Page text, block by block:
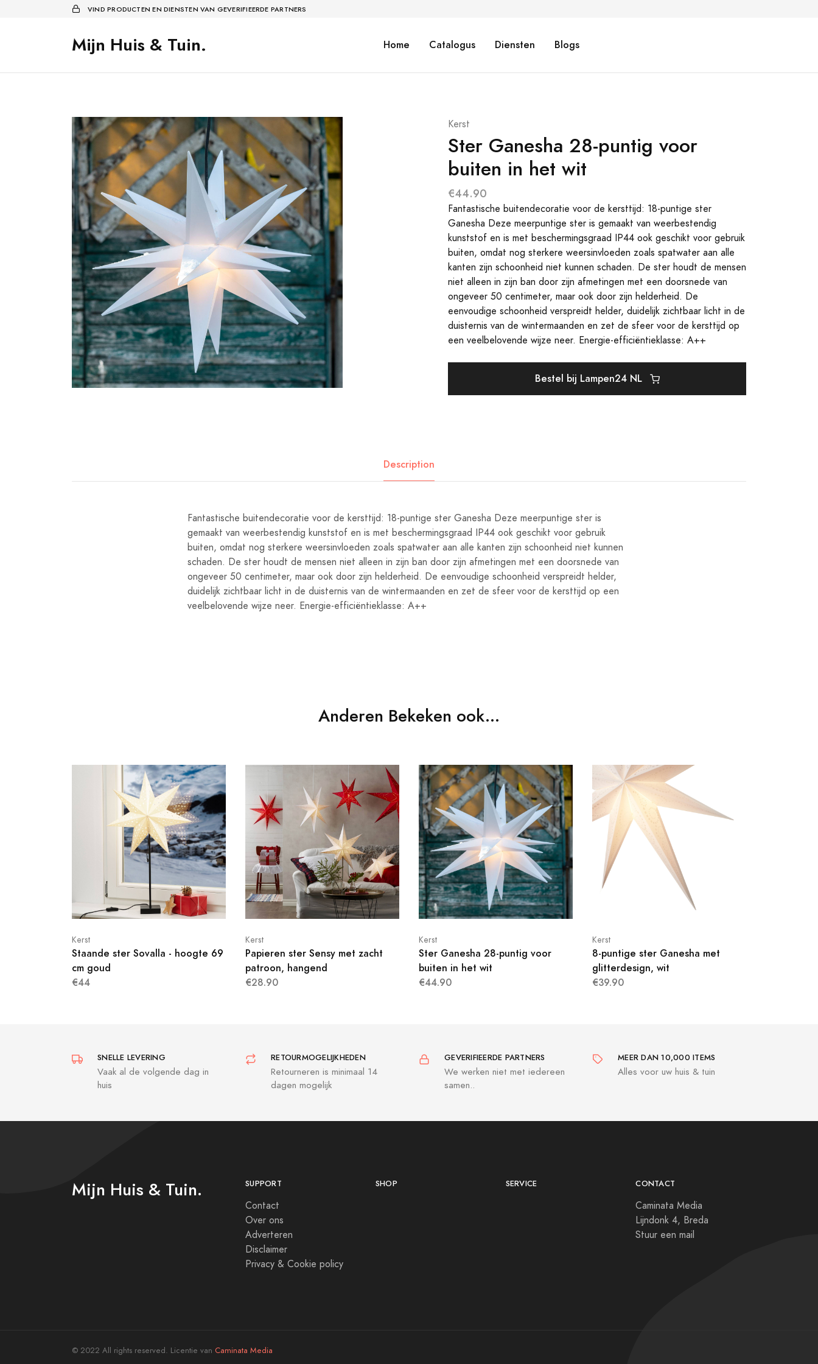
VIND PRODUCTEN EN DIENSTEN VAN GEVERIFIEERDE PARTNERS
Mijn Huis & Tuin. Home Catalogus Diensten Blogs
Kerst
Ster Ganesha 28-puntig voor
buiten in het wit
€44.90
Fantastische buitendecoratie voor de kersttijd: 18-puntige ster
Ganesha Deze meerpuntige ster is gemaakt van weerbestendig
kunststof en is met beschermingsgraad IP44 ook geschikt voor gebruik
buiten, omdat nog sterkere weersinvloeden zoals spatwater aan alle
kanten zijn schoonheid niet kunnen schaden. De ster houdt de mensen
niet alleen in zijn ban door zijn afmetingen met een doorsnede van
ongeveer 50 centimeter, maar ook door zijn helderheid. De
eenvoudige schoonheid verspreidt helder, duidelijk zichtbaar licht in de
duisternis van de wintermaanden en zet de sfeer voor de kersttijd op
een veelbelovende wijze neer. Energie-efficiëntieklasse: A++
Bestel bij Lampen24 NL
Description
Fantastische buitendecoratie voor de kersttijd: 18-puntige ster Ganesha Deze meerpuntige ster is
gemaakt van weerbestendig kunststof en is met beschermingsgraad IP44 ook geschikt voor gebruik
buiten, omdat nog sterkere weersinvloeden zoals spatwater aan alle kanten zijn schoonheid niet kunnen
schaden. De ster houdt de mensen niet alleen in zijn ban door zijn afmetingen met een doorsnede van
ongeveer 50 centimeter, maar ook door zijn helderheid. De eenvoudige schoonheid verspreidt helder,
duidelijk zichtbaar licht in de duisternis van de wintermaanden en zet de sfeer voor de kersttijd op een
veelbelovende wijze neer. Energie-efficiëntieklasse: A++
Anderen Bekeken ook...
Kerst
Staande ster Sovalla - hoogte 69
cm goud
€44
Kerst
Papieren ster Sensy met zacht
patroon, hangend
€28.90
Kerst
Ster Ganesha 28-puntig voor
buiten in het wit
€44.90
Kerst
8-puntige ster Ganesha met
glitterdesign, wit
€39.90
SNELLE LEVERING
Vaak al de volgende dag in
huis
RETOURMOGELIJKHEDEN
Retourneren is minimaal 14
dagen mogelijk
GEVERIFIEERDE PARTNERS
We werken niet met iedereen
samen..
MEER DAN 10,000 ITEMS
Alles voor uw huis & tuin
Mijn Huis & Tuin. SUPPORT
Contact
Over ons
Adverteren
Disclaimer
Privacy & Cookie policy
SHOP SERVICE CONTACT
Caminata Media
Lijndonk 4, Breda
Stuur een mail
© 2022 All rights reserved. Licentie van Caminata Media